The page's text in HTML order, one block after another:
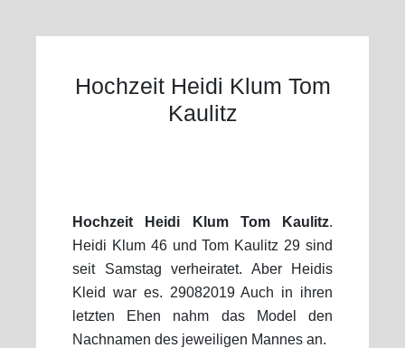
Hochzeit Heidi Klum Tom
Kaulitz
Hochzeit Heidi Klum Tom Kaulitz.
Heidi Klum 46 und Tom Kaulitz 29 sind
seit Samstag verheiratet. Aber Heidis
Kleid war es. 29082019 Auch in ihren
letzten Ehen nahm das Model den
Nachnamen des jeweiligen Mannes an.